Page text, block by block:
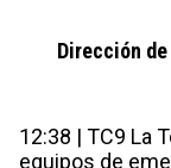
Dirección
12:38 | TC9 La
equipos de